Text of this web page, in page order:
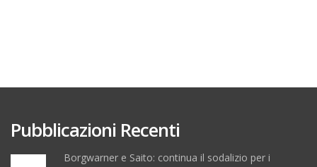
Pubblicazioni Recenti
Borgwarner e Saito: continua il sodalizio per i